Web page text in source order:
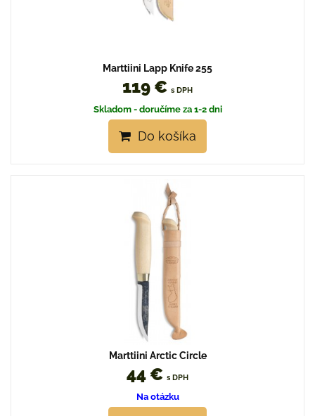
Marttiini Lapp Knife 255
119 € s DPH
Skladom - doručíme za 1-2 dni
Do košíka
Marttiini Arctic Circle
44 € s DPH
Na otázku